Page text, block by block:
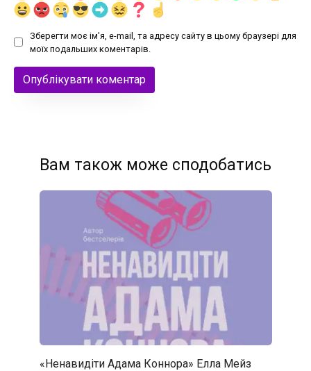
Зберегти моє ім'я, e-mail, та адресу сайту в цьому браузері для
моїх подальших коментарів.
Вам також може сподобатись
«Ненавидіти Адама Коннора» Елла Мейз